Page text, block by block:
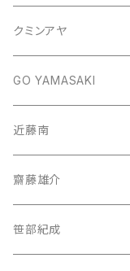
クミンアヤ
GO YAMASAKI
近藤南
齋藤雄介
笹部紀成